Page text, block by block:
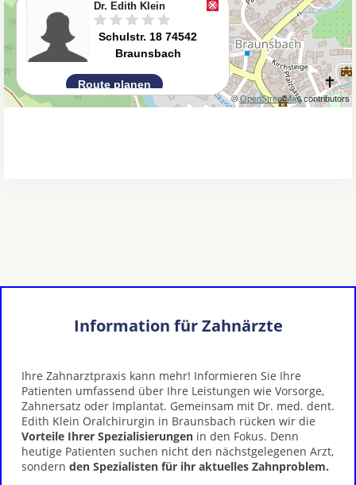
Information für Zahnärzte
Ihre Zahnarztpraxis kann mehr! Informieren Sie Ihre
Patienten umfassend über Ihre Leistungen wie Vorsorge,
Zahnersatz oder Implantat. Gemeinsam mit Dr. med. dent.
Edith Klein Oralchirurgin in Braunsbach rücken wir die
Vorteile Ihrer Spezialisierungen in den Fokus. Denn
heutige Patienten suchen nicht den nächstgelegenen Arzt,
sondern den Spezialisten für ihr aktuelles Zahnproblem.